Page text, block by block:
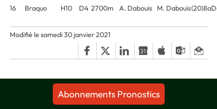
16
Braquo H10 D4 2700m A. Dabouis M. Dabouis
Modifié le samedi 30 janvier 2021
Abonnements Pronostics